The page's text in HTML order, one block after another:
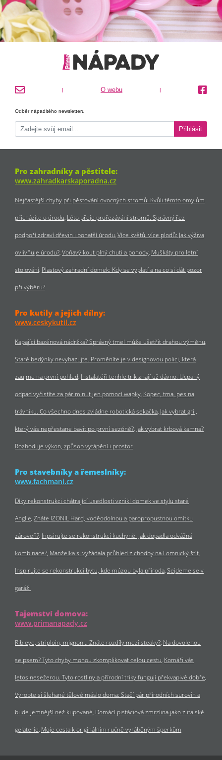
| O webu |
Odběr nápaditého newsletteru
Přihlásit
Pro zahradníky a pěstitele:
www.zahradkarskaporadna.cz
Nejčastější chyby při pěstování ovocných stromů: Kvůli těmto omylům
přicházíte o úrodu Léto přeje prořezávání stromů. Správný řez
podpoří zdraví dřevin i bohatší úrodu Více květů, více plodů: Jak výživa
ovlivňuje úrodu? Voňavý kout plný chuti a pohody Muškáty pro letní
stolování Plastový zahradní domek: Kdy se vyplatí a na co si dát pozor
při výběru?
Pro kutily a jejich dílny:
www.ceskykutil.cz
Kapající bazénová nádržka? Správný tmel může ušetřit drahou výměnu
Staré bedýnky nevyhazujte. Proměníte je v designovou polici, která
zaujme na první pohled Instalatéři tenhle trik znají už dávno. Ucpaný
odpad vyčistíte za pár minut jen pomocí wapky Kopec, tma, pes na
trávníku. Co všechno dnes zvládne robotická sekačka Jak vybrat gril,
který vás nepřestane bavit po první sezóně? Jak vybrat krbová kamna?
Rozhoduje výkon, způsob vytápění i prostor
Pro stavebníky a řemeslníky:
www.fachmani.cz
Díky rekonstrukci chátrající usedlosti vznikl domek ve stylu staré
Anglie Znáte IZONIL Hard, voděodolnou a paropropustnou omítku
zároveň? Inpsirujte se rekonstrukcí kuchyně. Jak dopadla odvážná
kombinace? Manželka si vyžádala průhled z chodby na Lomnický štít
Inspirujte se rekonstrukcí bytu, kde múzou byla příroda Sejdeme se v
garáži
Tajemství domova:
www.primanapady.cz
Rib eye, striploin, mignon… Znáte rozdíly mezi steaky? Na dovolenou
se psem? Tyto chyby mohou zkomplikovat celou cestu Komáři vás
letos nesežerou. Tyto rostliny a přírodní triky fungují překvapivě dobře
Vyrobte si šlehané tělové máslo doma: Stačí pár přírodních surovin a
bude jemnější než kupované Domácí pistáciová zmrzlina jako z italské
gelaterie Moje cesta k originálním ručně vyráběným šperkům